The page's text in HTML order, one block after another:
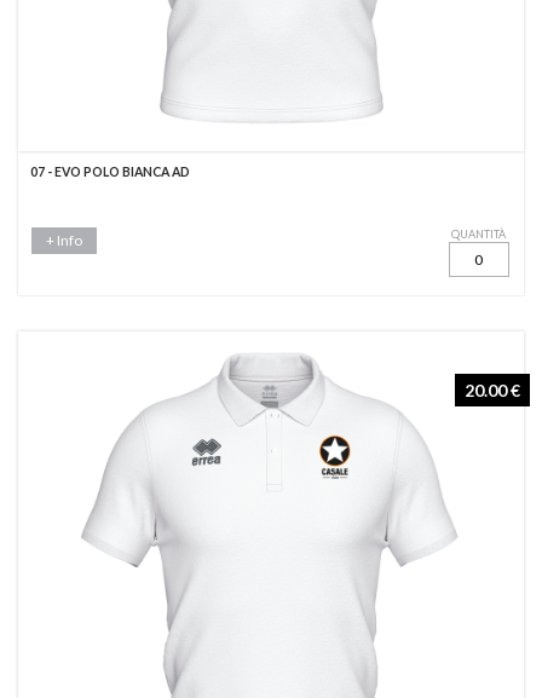
07 - EVO POLO BIANCA AD
+ Info QUANTITÀ
20.00 €